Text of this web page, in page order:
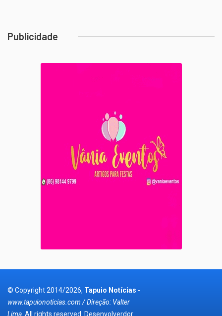
Publicidade
© Copyright 2014/2026, Tapuio Notícias -
www.tapuionoticias.com / Direção: Valter
Lima . All rights reserved. Desenvolverdor.